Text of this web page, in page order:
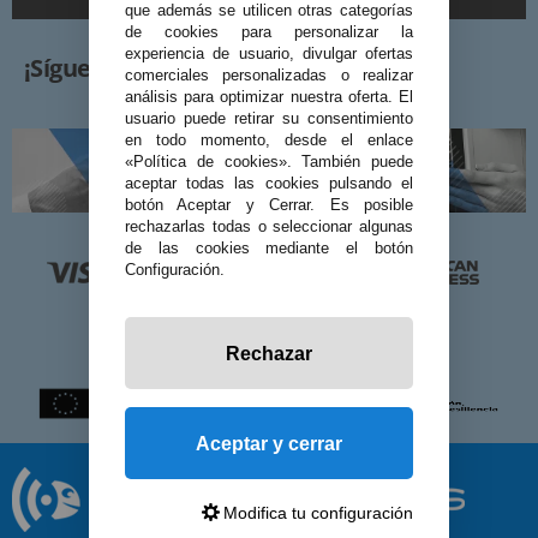
¡Síguenos!
que además se utilicen otras categorías
de cookies para personalizar la
experiencia de usuario, divulgar ofertas
comerciales personalizadas o realizar
análisis para optimizar nuestra oferta. El
usuario puede retirar su consentimiento
en todo momento, desde el enlace
«Política de cookies». También puede
aceptar todas las cookies pulsando el
botón Aceptar y Cerrar. Es posible
rechazarlas todas o seleccionar algunas
de las cookies mediante el botón
Configuración.
Rechazar
Aceptar y cerrar
Modifica tu configuración